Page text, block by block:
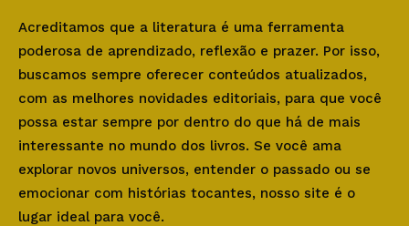
Acreditamos que a literatura é uma ferramenta
poderosa de aprendizado, reflexão e prazer. Por isso,
buscamos sempre oferecer conteúdos atualizados,
com as melhores novidades editoriais, para que você
possa estar sempre por dentro do que há de mais
interessante no mundo dos livros. Se você ama
explorar novos universos, entender o passado ou se
emocionar com histórias tocantes, nosso site é o
lugar ideal para você.